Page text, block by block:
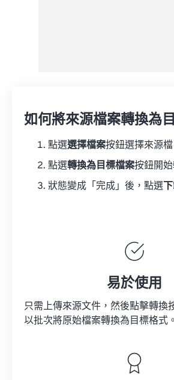
如何將來源檔案轉換為
點選選擇檔案按鈕選擇來源檔
點選轉換為目標檔案按鈕開始
狀態變成「完成」後，點選
易於使用
只需上傳來源文件，然後點擊轉換
以批次將原始檔案轉換為目標格式。